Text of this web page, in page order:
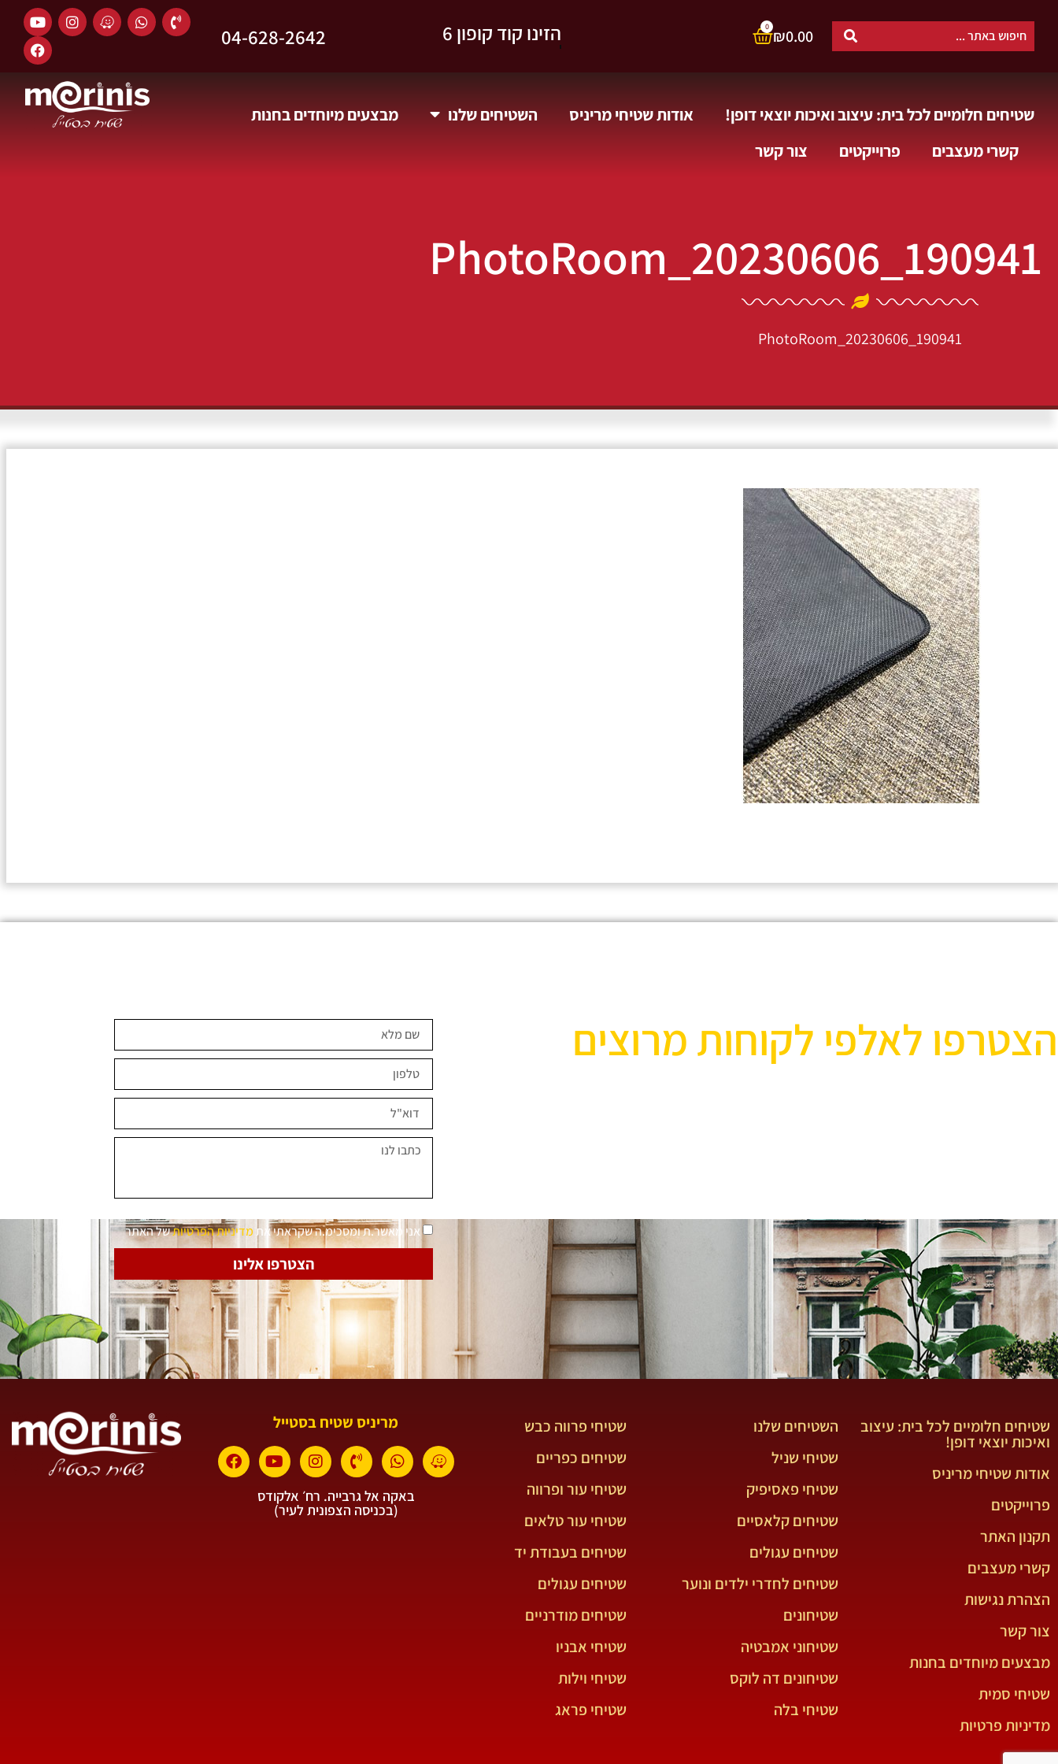
₪0.00
0 וקבלו 10% הנחה. 04-628-2642
שטיחים חלומיים לכל בית: עיצוב ואיכות יוצאי דופן! אודות שטיחי מריניס השטיחים שלנו
מבצעים מיוחדים בחנות
קשרי מעצבים
פרוייקטים צור קשר
PhotoRoom_20230606_190941
PhotoRoom_20230606_190941
הצטרפו לאלפי לקוחות מרוצים
אני מאשר.ת ומסכימ.ה שקראתי את מדיניות הפרטיותשל האתר
הצטרפו אלינו
שטיחים חלומיים לכל בית: עיצוב
ואיכות יוצאי דופן!
אודות שטיחי מריניס
פרוייקטים
תקנון האתר
קשרי מעצבים
הצהרת נגישות
צור קשר
מבצעים מיוחדים בחנות
שטיחי סמית
מדיניות פרטיות
השטיחים שלנו
שטיחי שניל
שטיחי פאסיפיק
שטיחים קלאסיים
שטיחים עגולים
שטיחים לחדרי ילדים ונוער
שטיחונים
שטיחוני אמבטיה
שטיחונים דה לוקס
שטיחי בלה
שטיחי פרווה כבש
שטיחים כפריים
שטיחי עור ופרווה
שטיחי עור טלאים
שטיחים בעבודת יד
שטיחים עגולים
שטיחים מודרניים
שטיחי אבניו
שטיחי וילות
שטיחי פראג
מריניס שטיח בסטייל
באקה אל גרבייה. רח׳ אלקודס
(בכניסה הצפונית לעיר)